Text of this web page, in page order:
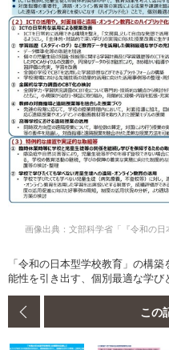
画像出典：文部科学省「『令和の
「令和の日本型学校教育」の構
能性を引き出す、個別最適な学び
この